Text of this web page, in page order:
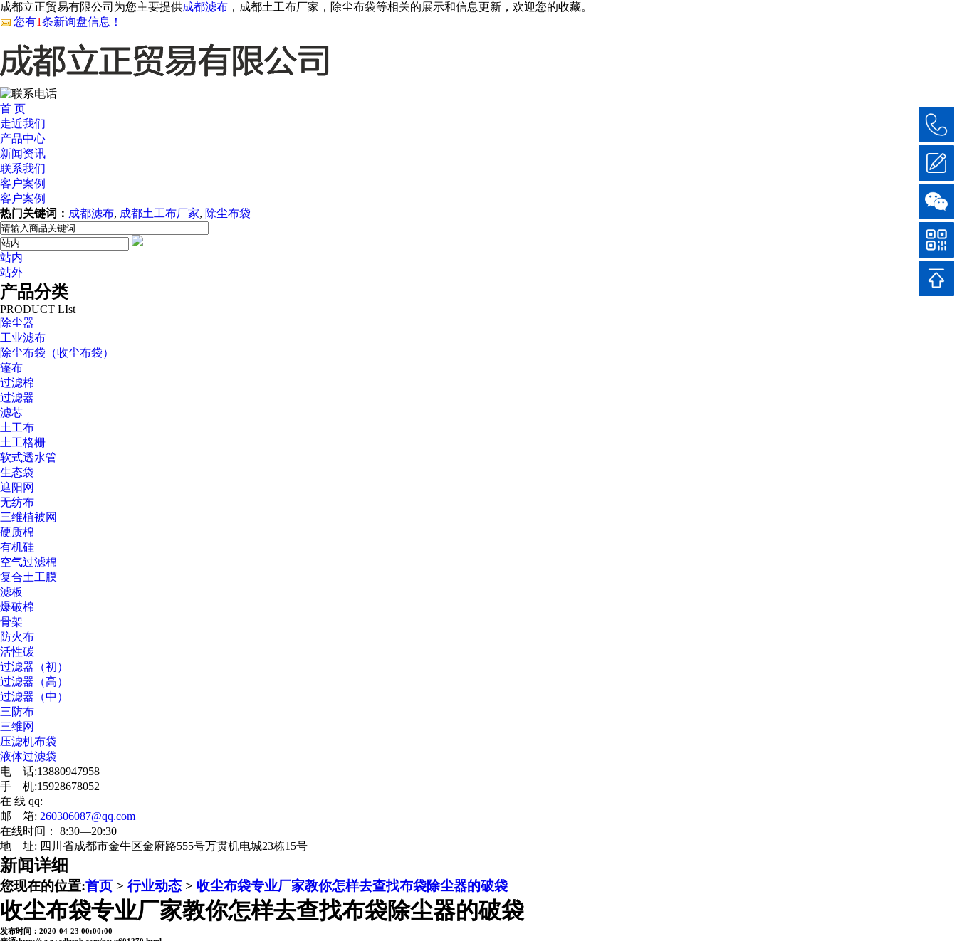
成都立正贸易有限公司为您主要提供成都滤布 ，成都土工布厂家，除尘布袋等相关的展示和信息更新，欢迎您的收藏。
您有1条新询盘信息！
首 页
走近我们
产品中心
新闻资讯
联系我们
客户案例
客户案例
热门关键词： 成都滤布, 成都土工布厂家, 除尘布袋
站内
站外
产品分类
PRODUCT LIst
除尘器
工业滤布
除尘布袋（收尘布袋）
篷布
过滤棉
过滤器
滤芯
土工布
土工格栅
软式透水管
生态袋
遮阳网
无纺布
三维植被网
硬质棉
有机硅
空气过滤棉
复合土工膜
滤板
爆破棉
骨架
防火布
活性碳
过滤器（初）
过滤器（高）
过滤器（中）
三防布
三维网
压滤机布袋
液体过滤袋
电 话:13880947958
手 机:15928678052
在 线 qq:
邮 箱: 260306087@qq.com
在线时间： 8:30—20:30
地 址: 四川省成都市金牛区金府路555号万贯机电城23栋15号
新闻详细
您现在的位置:首页 > 行业动态 > 收尘布袋专业厂家教你怎样去查找布袋除尘器的破袋
收尘布袋专业厂家教你怎样去查找布袋除尘器的破袋
发布时间：2020-04-23 00:00:00